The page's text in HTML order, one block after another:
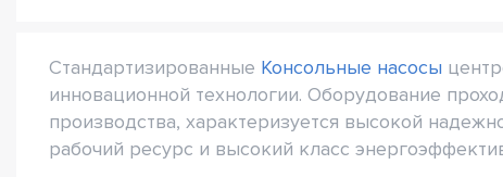
Стандартизированные Консольные насосы
инновационной технологии. Оборудование
производства, характеризуется высокой
рабочий ресурс и высокий класс